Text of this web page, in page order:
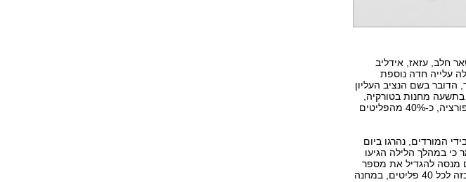
בין השאר חלב, עזאז, אידליב
עלייה חדה נוספת
בשם הנציב העליון
"כעת יש כמעט 65 אלף סורים בתשעה מחנות בטורקיה,
אף שלא כולם נרשמו עדיין באופן רשמי. רק כדי לתת פרופורציה, כ-40% מהפליטים
המורדים, נהרגו ביום
אמר כי במהלך הלילה הגיעו
מנסה להגדיל את מספר
תאי השירותים העומדים לרשותם - כעת יש רק תא אחד כזה לכל 40 פליטים, במחנה